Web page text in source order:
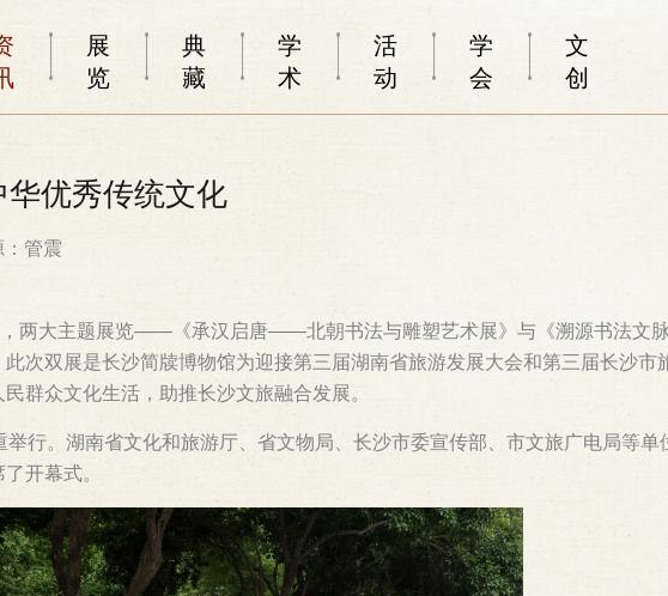
展
览
典
藏
学
术
活
动
学
会
文
创
优秀传统文化
管震
两大主题展览——《承汉启唐——北朝书法与雕塑艺术展》与《溯源书法文
双展是长沙简牍博物馆为迎接第三届湖南省旅游发展大会和第三届长沙市
群众文化生活，助推长沙文旅融合发展。
举行。湖南省文化和旅游厅、省文物局、长沙市委宣传部、市文旅广电局等单
开幕式。